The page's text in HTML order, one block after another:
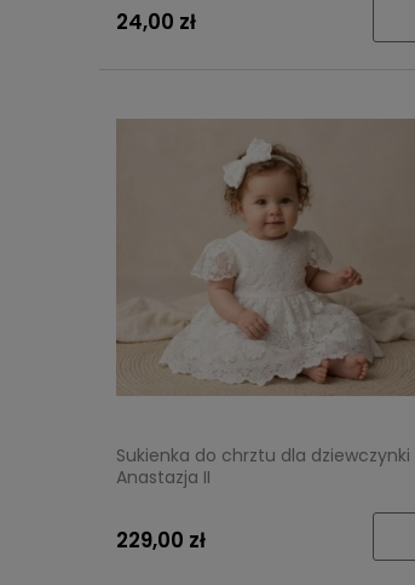
24,00 zł
Sukienka do chrztu dla dziewczynki
Anastazja II
229,00 zł